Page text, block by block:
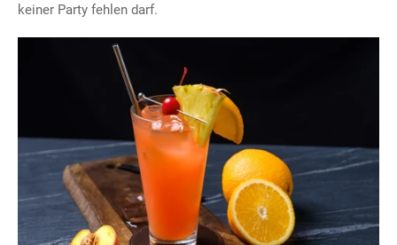
keiner Party fehlen darf.